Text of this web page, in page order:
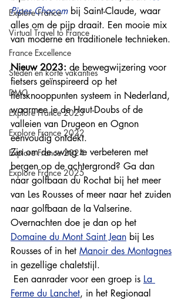
Explore France
Virtual Travel to France
France Excellence
Steden en korte vakanties
DMC
Explore France 2023
Explore France 2022
Explore France 2024
Explore France 2025
Pipes Chacom bij Saint-Claude, waar
alles om de pijp draait. Een mooie mix
van moderne en traditionele technieken.
Nieuw 2023: de bewegwijzering voor
fietsers geïnspireerd op het
fietsknooppunten systeem in Nederland,
waarmee je de Haut-Doubs of de
valleien van Drugeon en Ognon
eenvoudig ontdekt.
Zin om de swing te verbeteren met
bergen op de achtergrond? Ga dan
naar golfbaan du Rochat bij het meer
van Les Rousses of meer naar het zuiden
naar golfbaan de la Valserine.
Overnachten doe je dan op het
Domaine du Mont Saint Jean bij Les
Rousses of in het Manoir des Montagnes
in gezellige chaletstijl.
Een aanrader voor een groep is La
Ferme du Lanchet, in het Regionaal